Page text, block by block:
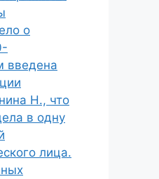
о
введена
Н., что
в одну
лица.